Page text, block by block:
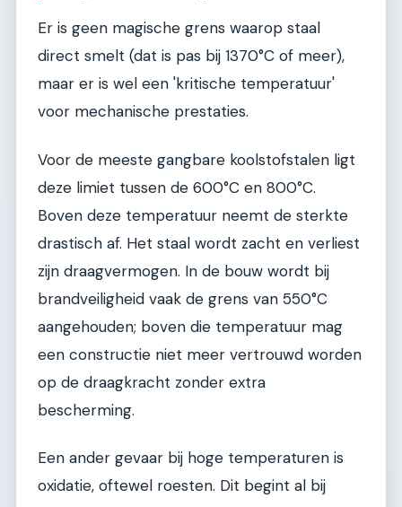
Er is geen magische grens waarop staal
direct smelt (dat is pas bij 1370°C of meer),
maar er is wel een 'kritische temperatuur'
voor mechanische prestaties.
Voor de meeste gangbare koolstofstalen ligt
deze limiet tussen de 600°C en 800°C.
Boven deze temperatuur neemt de sterkte
drastisch af. Het staal wordt zacht en verliest
zijn draagvermogen. In de bouw wordt bij
brandveiligheid vaak de grens van 550°C
aangehouden; boven die temperatuur mag
een constructie niet meer vertrouwd worden
op de draagkracht zonder extra
bescherming.
Een ander gevaar bij hoge temperaturen is
oxidatie, oftewel roesten. Dit begint al bij